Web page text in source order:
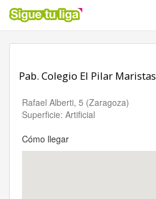
Pab. Colegio El Pilar Maristas
Rafael Alberti, 5 (Zaragoza)
Superficie: Artificial
Cómo llegar